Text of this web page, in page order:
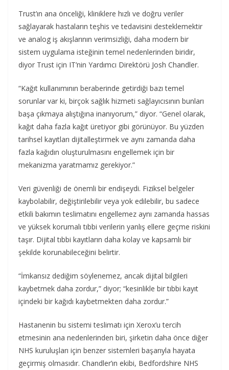
Trust’ın ana önceliği, kliniklere hızlı ve doğru veriler
sağlayarak hastaların teşhis ve tedavisini desteklemektir
ve analog iş akışlarının verimsizliği, daha modern bir
sistem uygulama isteğinin temel nedenlerinden biridir,
diyor Trust için IT’nin Yardımcı Direktörü Josh Chandler.
“Kağıt kullanımının beraberinde getirdiği bazı temel
sorunlar var ki, birçok sağlık hizmeti sağlayıcısının bunları
başa çıkmaya alıştığına inanıyorum,” diyor. “Genel olarak,
kağıt daha fazla kağıt üretiyor gibi görünüyor. Bu yüzden
tarihsel kayıtları dijitalleştirmek ve aynı zamanda daha
fazla kağıdın oluşturulmasını engellemek için bir
mekanizma yaratmamız gerekiyor.”
Veri güvenliği de önemli bir endişeydi. Fiziksel belgeler
kaybolabilir, değiştirilebilir veya yok edilebilir, bu sadece
etkili bakımın teslimatını engellemez aynı zamanda hassas
ve yüksek korumalı tıbbi verilerin yanlış ellere geçme riskini
taşır. Dijital tıbbi kayıtların daha kolay ve kapsamlı bir
şekilde korunabileceğini belirtir.
“İmkansız dediğim söylenemez, ancak dijital bilgileri
kaybetmek daha zordur,” diyor; “kesinlikle bir tıbbi kayıt
içindeki bir kağıdı kaybetmekten daha zordur.”
Hastanenin bu sistemi teslimatı için Xerox’u tercih
etmesinin ana nedenlerinden biri, şirketin daha önce diğer
NHS kuruluşları için benzer sistemleri başarıyla hayata
geçirmiş olmasıdır. Chandler’ın ekibi, Bedfordshire NHS